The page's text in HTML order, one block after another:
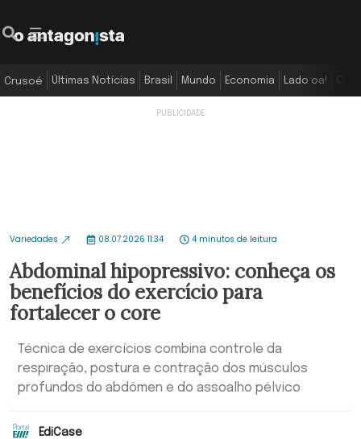
Crusoé Últimas Notícias Brasil Mundo Economia Lado oa!
Variedades 08.07.2026 11:34 4 minutos de leitura
Abdominal hipopressivo: conheça os
benefícios do exercício para
fortalecer o core
Técnica de exercícios combina controle da
respiração, postura e contração dos músculos
profundos do abdômen e do assoalho pélvico
EdiCase